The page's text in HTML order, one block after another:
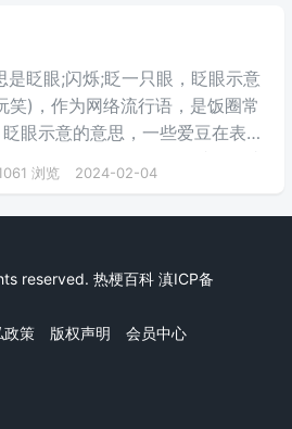
眨眼;闪烁;眨一只眼，眨眼示意
笑)，作为网络流行语，是饭圈常
眼示意的意思，一些爱豆在表演
图解了。一般在聊天中常用作表
浏览 2024-02-04
reserved. 热梗百科 滇ICP备
政策 版权声明 会员中心